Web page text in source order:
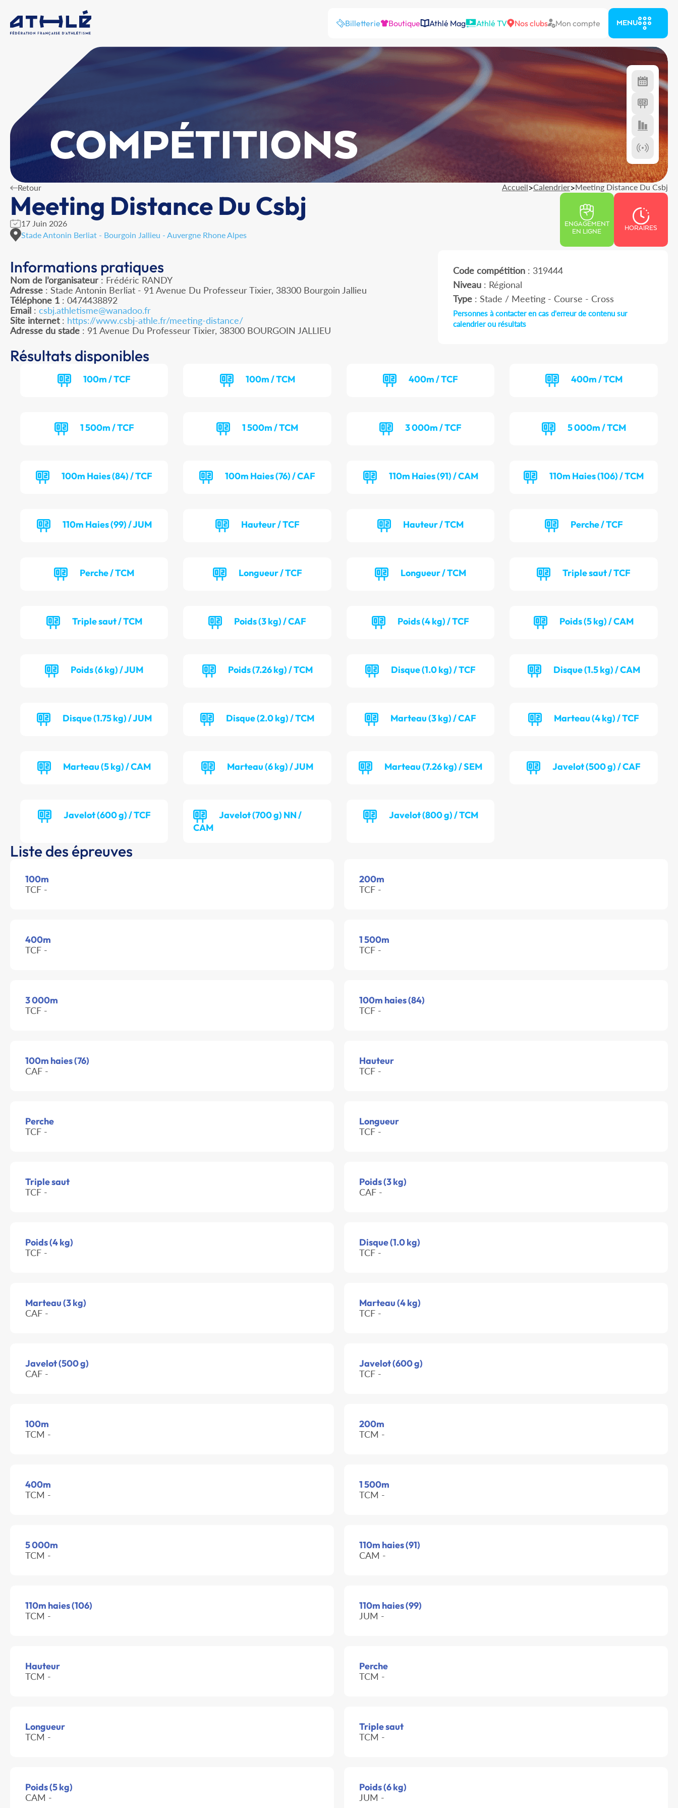
Billetterie Boutique Athlé Mag Athlé TV Nos clubs Mon compte MENU
COMPÉTITIONS
Retour Accueil>Calendrier>Meeting Distance Du Csbj
Meeting Distance Du Csbj
17 Juin 2026
Stade Antonin Berliat - Bourgoin Jallieu - Auvergne Rhone Alpes
ENGAGEMENT
EN LIGNE
HORAIRES
Informations pratiques
Nom de l’organisateur : Frédéric RANDY
Adresse : Stade Antonin Berliat - 91 Avenue Du Professeur Tixier, 38300 Bourgoin Jallieu
Téléphone 1 : 0474438892
Email : csbj.athletisme@wanadoo.fr
Site internet: https://www.csbj-athle.fr/meeting-distance/
Adresse du stade : 91 Avenue Du Professeur Tixier, 38300 BOURGOIN JALLIEU
Code compétition: 319444
Niveau: Régional
Type: Stade / Meeting - Course - Cross
Personnes à contacter en cas d'erreur de contenu sur
calendrier ou résultats
Résultats disponibles
100m / TCF 100m / TCM 400m / TCF 400m / TCM
1 500m / TCF 1 500m / TCM 3 000m / TCF 5 000m / TCM
100m Haies (84) / TCF 100m Haies (76) / CAF 110m Haies (91) / CAM 110m Haies (106) / TCM
110m Haies (99) / JUM Hauteur / TCF Hauteur / TCM Perche / TCF
Perche / TCM Longueur / TCF Longueur / TCM Triple saut / TCF
Triple saut / TCM Poids (3 kg) / CAF Poids (4 kg) / TCF Poids (5 kg) / CAM
Poids (6 kg) / JUM Poids (7.26 kg) / TCM Disque (1.0 kg) / TCF Disque (1.5 kg) / CAM
Disque (1.75 kg) / JUM Disque (2.0 kg) / TCM Marteau (3 kg) / CAF Marteau (4 kg) / TCF
Marteau (5 kg) / CAM Marteau (6 kg) / JUM Marteau (7.26 kg) / SEM Javelot (500 g) / CAF
Javelot (600 g) / TCF
Javelot (700 g) NN /
CAM
Javelot (800 g) / TCM
Liste des épreuves
100m
TCF -
200m
TCF -
400m
TCF -
1 500m
TCF -
3 000m
TCF -
100m haies (84)
TCF -
100m haies (76)
CAF -
Hauteur
TCF -
Perche
TCF -
Longueur
TCF -
Triple saut
TCF -
Poids (3 kg)
CAF -
Poids (4 kg)
TCF -
Disque (1.0 kg)
TCF -
Marteau (3 kg)
CAF -
Marteau (4 kg)
TCF -
Javelot (500 g)
CAF -
Javelot (600 g)
TCF -
100m
TCM -
200m
TCM -
400m
TCM -
1 500m
TCM -
5 000m
TCM -
110m haies (91)
CAM -
110m haies (106)
TCM -
110m haies (99)
JUM -
Hauteur
TCM -
Perche
TCM -
Longueur
TCM -
Triple saut
TCM -
Poids (5 kg)
CAM -
Poids (6 kg)
JUM -